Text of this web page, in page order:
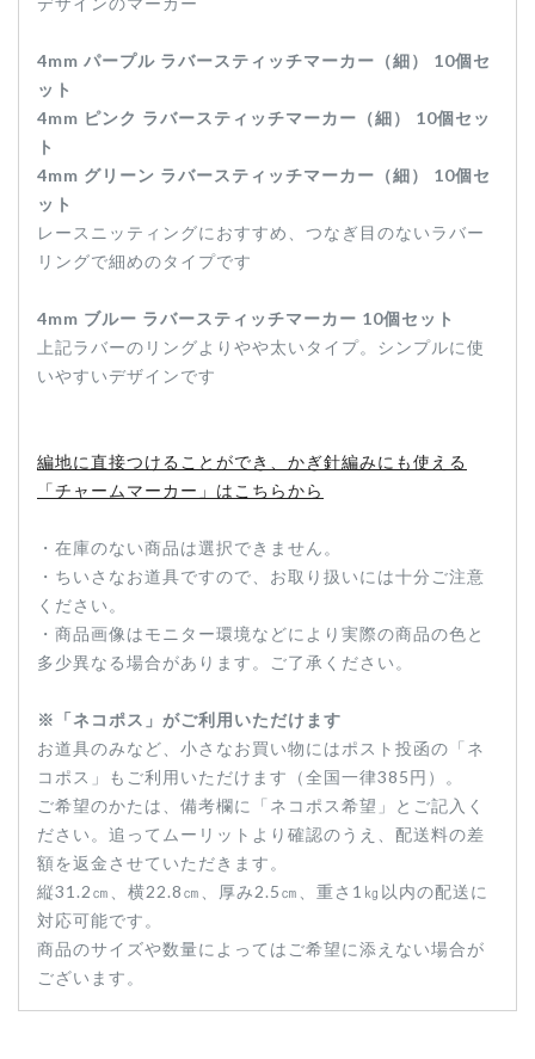
4mm パープル ラバースティッチマーカー（細） 10個セ
ット
4mm ピンク ラバースティッチマーカー（細） 10個セッ
ト
4mm グリーン ラバースティッチマーカー（細） 10個セ
ット
レースニッティングにおすすめ、つなぎ目のないラバー
リングで細めのタイプです
4mm ブルー ラバースティッチマーカー 10個セット
上記ラバーのリングよりやや太いタイプ。シンプルに使
いやすいデザインです
編地に直接つけることができ、かぎ針編みにも使える
「チャームマーカー」はこちらから
・在庫のない商品は選択できません。
・ちいさなお道具ですので、お取り扱いには十分ご注意
ください。
・商品画像はモニター環境などにより実際の商品の色と
多少異なる場合があります。ご了承ください。
※「ネコポス」がご利用いただけます
お道具のみなど、小さなお買い物にはポスト投函の「ネ
コポス」もご利用いただけます（全国一律385円）。
ご希望のかたは、備考欄に「ネコポス希望」とご記入く
ださい。追ってムーリットより確認のうえ、配送料の差
額を返金させていただきます。
縦31.2㎝、横22.8㎝、厚み2.5㎝、重さ1㎏以内の配送に
対応可能です。
商品のサイズや数量によってはご希望に添えない場合が
ございます。